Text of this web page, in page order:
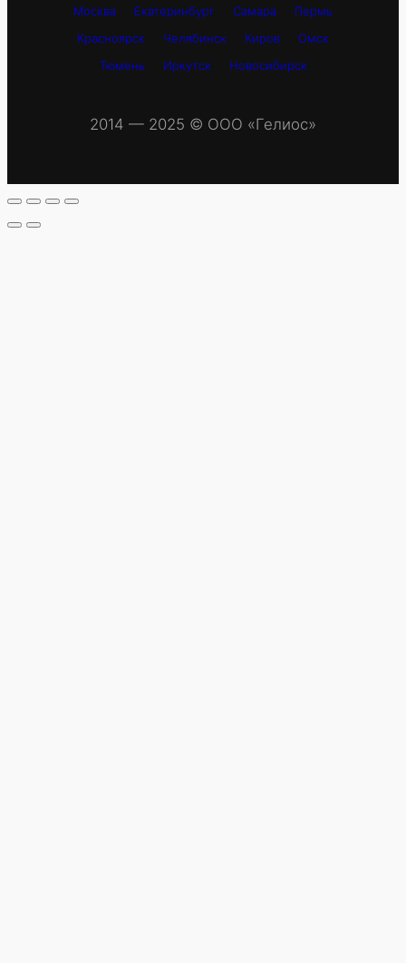
Москва Екатеринбург Самара
Пермь
Красноярск
Челябинск Киров
Омск
Тюмень
Иркутск Новосибирск
2014 — 2025 © OOO «Гелиос»